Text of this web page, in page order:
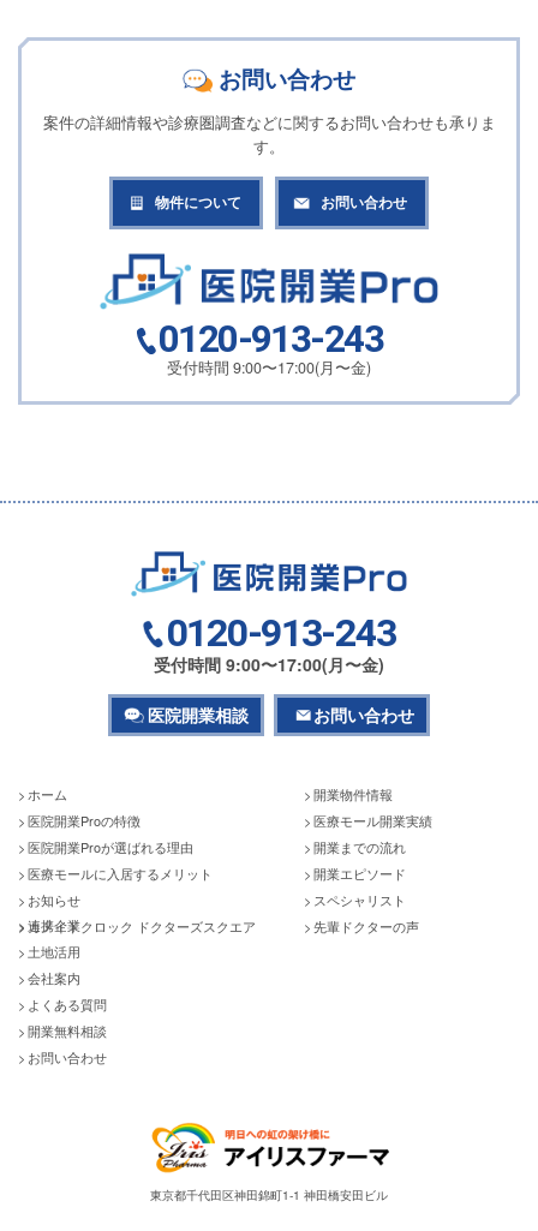
お問い合わせ
案件の詳細情報や診療圏調査などに関するお問い合わせも承りま
す。
物件について お問い合わせ
0120-913-243
受付時間 9:00〜17:00(月〜金)
0120-913-243
受付時間 9:00〜17:00(月〜金)
医院開業相談 お問い合わせ
ホーム
医院開業Proの特徴
医院開業Proが選ばれる理由
医療モールに入居するメリット
お知らせ
カメイドクロック ドクターズスクエア
開業物件情報
医療モール開業実績
開業までの流れ
開業エピソード
スペシャリスト
先輩ドクターの声
連携企業
土地活用
会社案内
よくある質問
開業無料相談
お問い合わせ
東京都千代田区神田錦町1-1 神田橋安田ビル